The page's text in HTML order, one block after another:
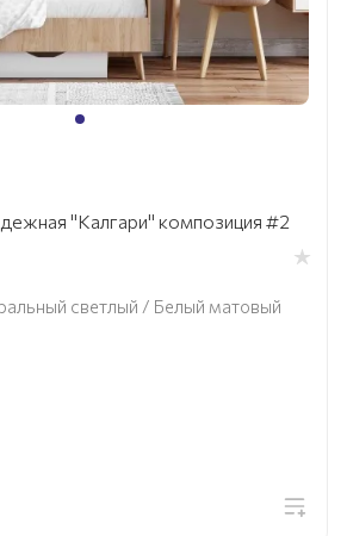
"Калгари" композиция #2
светлый / Белый матовый